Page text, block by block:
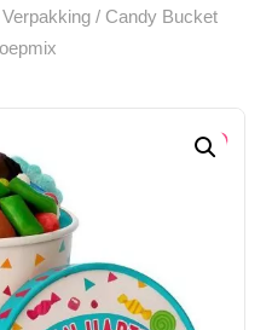
/ Candy Bucket